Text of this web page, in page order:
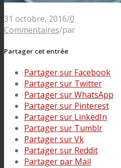
31 octobre, 2016/0
Commentaires/par
Partager cet entrée
Partager sur Facebook
Partager sur Twitter
Partager sur WhatsApp
Partager sur Pinterest
Partager sur LinkedIn
Partager sur Tumblr
Partager sur Vk
Partager sur Reddit
Partager par Mail